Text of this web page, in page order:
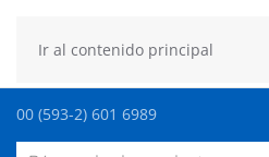
Ir al contenido principal
00 (593-2) 601 6989